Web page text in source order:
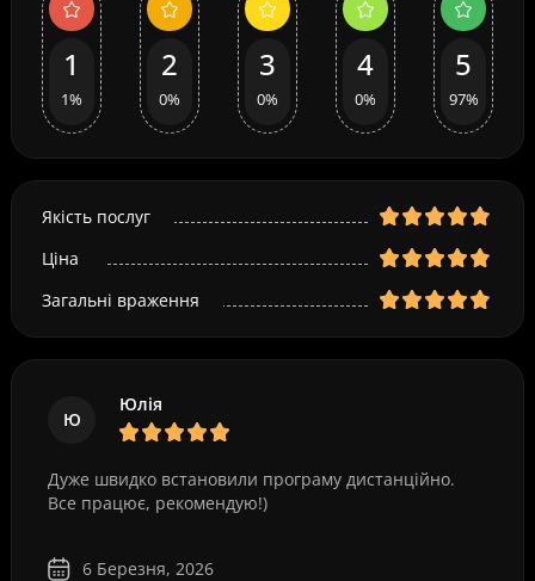
1
1%
2
0%
3
0%
4
0%
5
97%
Якість послуг
Ціна
Загальні враження
Ю
Юлія
Дуже швидко встановили програму дистанційно.
Все працює, рекомендую!)
6 Березня, 2026